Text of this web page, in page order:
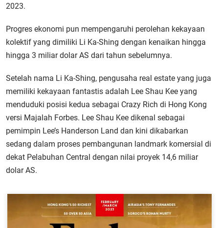
2023.
Progres ekonomi pun mempengaruhi perolehan kekayaan
kolektif yang dimiliki Li Ka-Shing dengan kenaikan hingga
hingga 3 miliar dolar AS dari tahun sebelumnya.
Setelah nama Li Ka-Shing, pengusaha real estate yang juga
memiliki kekayaan fantastis adalah Lee Shau Kee yang
menduduki posisi kedua sebagai Crazy Rich di Hong Kong
versi Majalah Forbes. Lee Shau Kee dikenal sebagai
pemimpin Lee’s Handerson Land dan kini dikabarkan
sedang dalam proses pembangunan landmark komersial di
dekat Pelabuhan Central dengan nilai proyek 14,6 miliar
dolar AS.